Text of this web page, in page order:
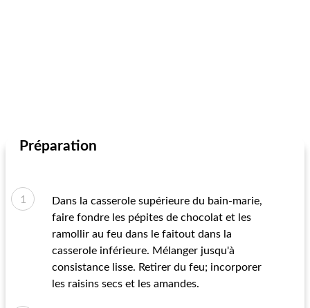
Préparation
Dans la casserole supérieure du bain-marie,
faire fondre les pépites de chocolat et les
ramollir au feu dans le faitout dans la
casserole inférieure. Mélanger jusqu'à
consistance lisse. Retirer du feu; incorporer
les raisins secs et les amandes.